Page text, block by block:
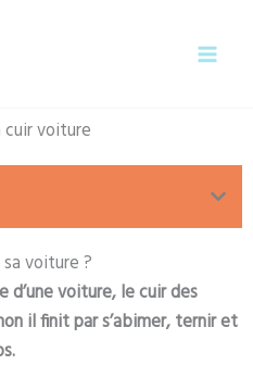
voiture
voiture ?
d’une voiture, le cuir des
il finit par s’abimer, ternir et